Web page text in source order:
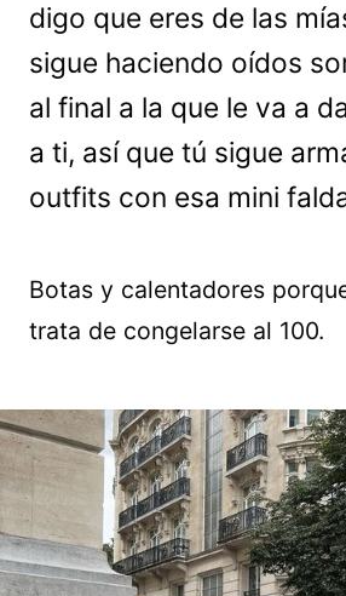
digo que eres de las
sigue haciendo oídos
al final a la que le va a
a ti, así que tú sigue
outfits con esa mini
Botas y calentadores
trata de congelarse al 100.